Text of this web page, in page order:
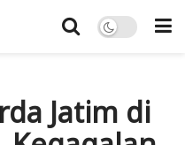
Jatim di